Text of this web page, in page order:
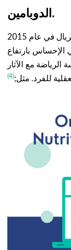
الدوبامين.
أظهرت دراسة أخرى أجرتها جامعة مونتريال في عام 2015
الإحساس بارتفاع
مع الآثار
للفرد. مثل;(4)